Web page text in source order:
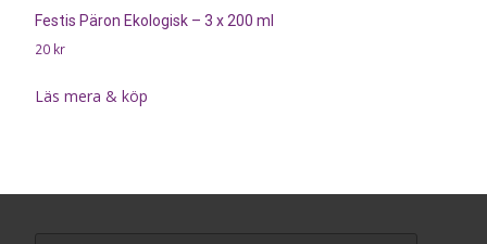
Festis Päron Ekologisk – 3 x 200 ml
20 kr
Läs mera & köp